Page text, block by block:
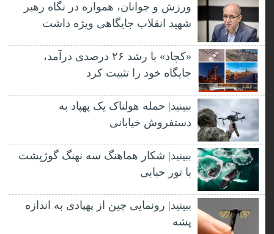
ورزش و جوانان، همواره در نگاه رهبر
شهید انقلاب جایگاهی ویژه داشت
«کچاد» با رشد ۲۶ درصدی درآمد،
جایگاه خود را تثبیت کرد
ببینید| حمله هولناک یک پهپاد به
دستفروش خیابانی
ببینید| شکار هماهنگ سه نهنگ گوژپشت
با تور حبابی
ببینید| رونمایی چین از پهپادی به اندازه
پشه